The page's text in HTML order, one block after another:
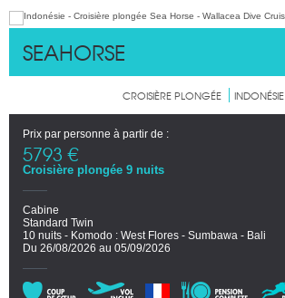
SEAHORSE
CROISIÈRE PLONGÉE INDONÉSIE
Prix par personne à partir de :
5793 €
Croisière plongée 9 nuits
Cabine
Standard Twin
10 nuits - Komodo : West Flores - Sumbawa - Bali
Du 26/08/2026 au 05/09/2026